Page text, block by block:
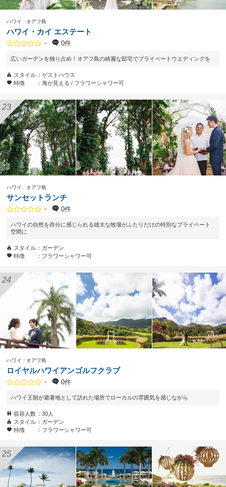
ハワイ オアフ島
ハワイ・カイ エステート
- 0件
広いガーデンを独り占め！オアフ島の綺麗な邸宅でプライベートウエディングを
スタイル
ゲストハウス
特徴
海が見える フラワーシャワー可
ハワイ オアフ島
サンセットランチ
- 0件
ハワイの自然を存分に感じられる雄大な牧場がふたりだけの特別なプライベート
空間に
スタイル
ガーデン
特徴
フラワーシャワー可
ハワイ オアフ島
ロイヤルハワイアンゴルフクラブ
- 0件
ハワイ王朝が避暑地として訪れた場所でローカルの雰囲気を感じながら
収容人数
30人
スタイル
ガーデン
特徴
フラワーシャワー可